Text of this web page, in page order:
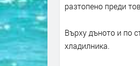
разтопено преди
Върху дъното и по
хладилника.